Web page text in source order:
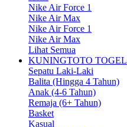
Nike Air Force 1
Nike Air Max
Nike Air Force 1
Nike Air Max
Lihat Semua
KUNINGTOTO TOGEL
Sepatu Laki-Laki
Balita (Hingga 4 Tahun)
Anak (4-6 Tahun)
Remaja (6+ Tahun)
Basket
Kasual